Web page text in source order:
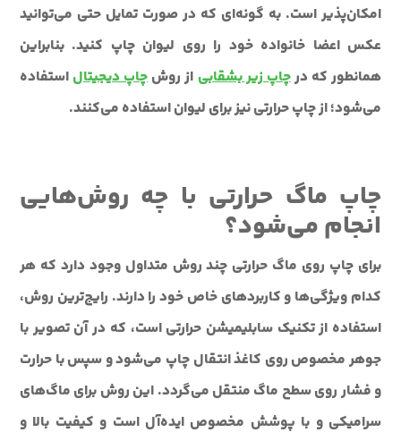
امکان‌پذیر است. به گونه‌ای که در صورت تمایل حتی می‌توانید
عکس اعضا خانواده خود را روی لیوان چاپ کنید. بنابراین
همانطور که درچاپ زیر بشقابی از روشچاپ دیجیتال استفاده
می‌شود؛ از چاپ حرارتی نیز برای لیوان استفاده می‌کنند.
چاپ ماگ حرارتی با چه روش‌هایی
انجام می‌شود؟
برای چاپ روی ماگ حرارتی چند روش متداول وجود دارد که هر
کدام ویژگی‌ها و کاربردهای خاص خود را دارند. رایج‌ترین روش،
استفاده از تکنیک سابلیمیشن حرارتی است، که در آن تصویر با
جوهر مخصوص روی کاغذ انتقال چاپ می‌شود و سپس با حرارت
و فشار روی سطح ماگ منتقل می‌گردد. این روش برای ماگ‌های
سرامیکی و با پوشش مخصوص ایده‌آل است و کیفیت بالا و